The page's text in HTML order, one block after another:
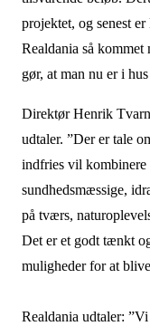
projektet, og senest
Realdania så
gør, at man nu er i
Direktør Henrik
udtaler. ”Der er tale
indfries vil kombinere
sundhedsmæssige,
på tværs,
Det er et godt tænkt
muligheder for at
Realdania udtaler: